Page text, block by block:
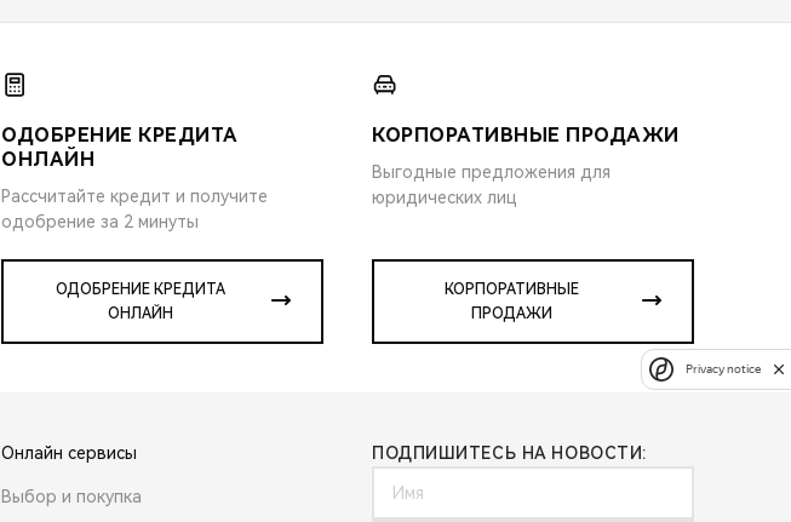
ОДОБРЕНИЕ КРЕДИТА
ОНЛАЙН
Рассчитайте кредит и получите
одобрение за 2 минуты
ОДОБРЕНИЕ КРЕДИТА
ОНЛАЙН
КОРПОРАТИВНЫЕ ПРОДАЖИ
Выгодные предложения для
юридических лиц
КОРПОРАТИВНЫЕ
ПРОДАЖИ
Онлайн сервисы
Выбор и покупка
ПОДПИШИТЕСЬ НА НОВОСТИ:
Privacy notice